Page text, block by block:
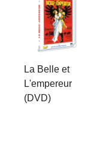
La Belle et
L'empereur
(DVD)